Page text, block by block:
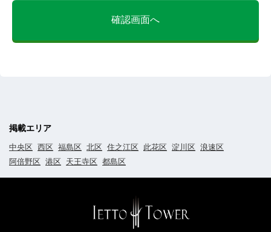
確認画面へ
掲載エリア
中央区 西区 福島区 北区 住之江区 此花区 淀川区 浪速区
阿倍野区 港区 天王寺区 都島区